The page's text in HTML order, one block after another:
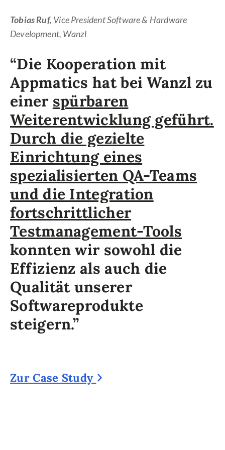
Tobias Ruf, Vice President Software & Hardware
Development, Wanzl
“Die Kooperation mit
Appmatics hat bei Wanzl zu
einer spürbaren
Weiterentwicklung geführt.
Durch die gezielte
Einrichtung eines
spezialisierten QA-Teams
und die Integration
fortschrittlicher
Testmanagement-Tools
konnten wir sowohl die
Effizienz als auch die
Qualität unserer
Softwareprodukte
steigern.”
Zur Case Study